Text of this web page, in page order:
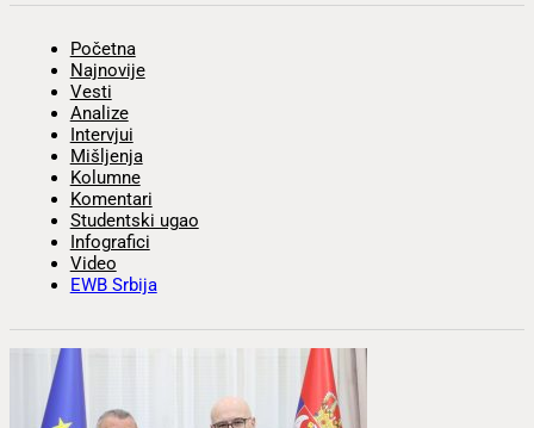
Početna
Najnovije
Vesti
Analize
Intervjui
Mišljenja
Kolumne
Komentari
Studentski ugao
Infografici
Video
EWB Srbija